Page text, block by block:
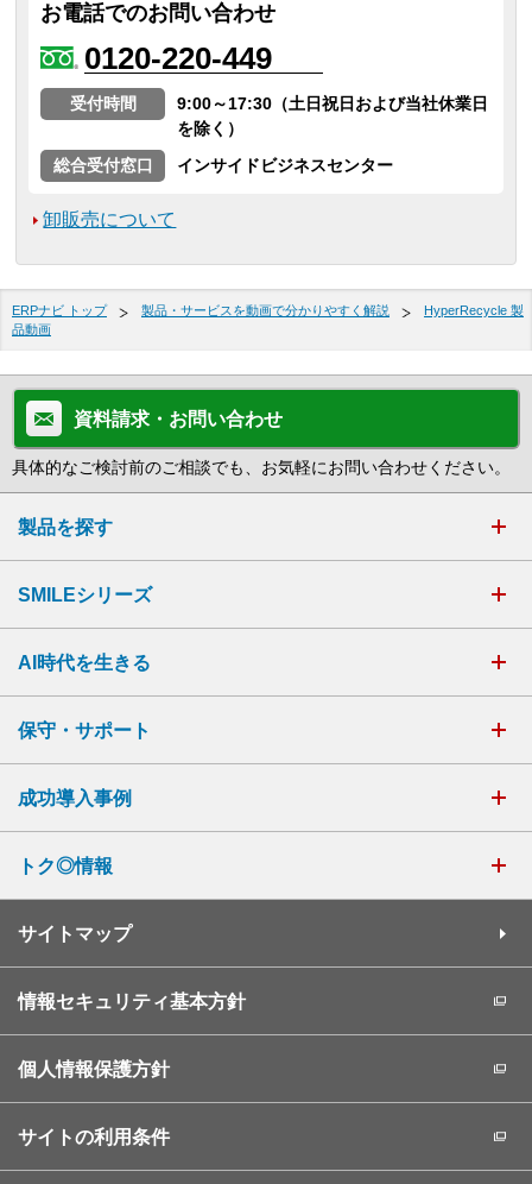
お電話でのお問い合わせ
0120-220-449
受付時間
9:00～17:30（土日祝日および当社休業日
を除く）
総合受付窓口
インサイドビジネスセンター
卸販売について
ERPナビ トップ 製品・サービスを動画で分かりやすく解説
HyperRecycle 製
品動画
資料請求・お問い合わせ
具体的なご検討前のご相談でも、お気軽にお問い合わせください。
製品を探す
SMILEシリーズ
AI時代を生きる
保守・サポート
成功導入事例
トク◎情報
サイトマップ
情報セキュリティ基本方針
個人情報保護方針
サイトの利用条件